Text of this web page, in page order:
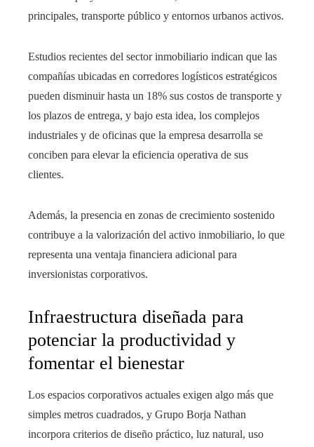
principales, transporte público y entornos urbanos activos.
Estudios recientes del sector inmobiliario indican que las
compañías ubicadas en corredores logísticos estratégicos
pueden disminuir hasta un 18% sus costos de transporte y
los plazos de entrega, y bajo esta idea, los complejos
industriales y de oficinas que la empresa desarrolla se
conciben para elevar la eficiencia operativa de sus
clientes.
Además, la presencia en zonas de crecimiento sostenido
contribuye a la valorización del activo inmobiliario, lo que
representa una ventaja financiera adicional para
inversionistas corporativos.
Infraestructura diseñada para
potenciar la productividad y
fomentar el bienestar
Los espacios corporativos actuales exigen algo más que
simples metros cuadrados, y Grupo Borja Nathan
incorpora criterios de diseño práctico, luz natural, uso